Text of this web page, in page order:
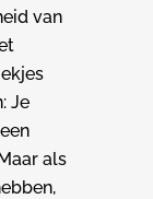
van
Je
als